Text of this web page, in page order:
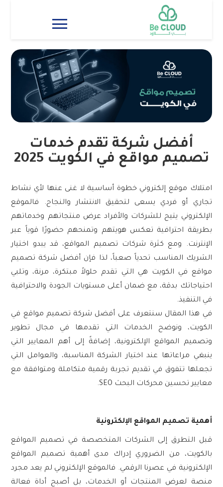
من نحن
خدماتنا
سابقة الاعمال
المدونة
أفضل شركة تقدم خدمات
تصميم مواقع في الكويت 2025
امتلاك موقع إلكتروني خطوة أساسية لا غنى عنها لأي نشاط
تجاري أو فردي يسعى لتحقيق الانتشار والنجاح. فالموقع
الإلكتروني يتيح للشركات والأفراد عرض منتجاتهم وخدماتهم
بطريقة احترافية تعكس هويتهم وتمنحهم حضورًا قوياً عبر
الإنترنت. ومع كثرة شركات تصميم المواقع، قد يبدو اختيار
الشريك المناسب تحدياً صعباً، لذا فإن أفضل شركة تصميم
مواقع في الكويت هي التي تقدم حلولاً مبتكرة، مرنة، وتلبي
احتياجاتك بدقة، مع ضمان أعلى مستويات الجودة والاحترافية
في التنفيذ.
في هذا المقال سنتعرف على أفضل شركة تصميم مواقع في
الكويت، ونوضح الخدمات
التي تقدمها في مجال تطوير
وتصميم المواقع الإلكترونية، إضافةً إلى أهم المعايير التي
ينبغي مراعاتها عند اختيار الشركة المناسبة، والعوامل التي
تجعلها تتفوق في تقديم تجربة رقمية متكاملة ومتوافقة مع
معايير تحسين محركات البحث SEO .
أهمية تصميم المواقع الإلكترونية
قبل التطرق إلى الشركات المتخصصة في تصميم المواقع
بالكويت، من الضروري إدراك مدى أهمية تصميم المواقع
الإلكترونية في عصرنا الرقمي. فالموقع الإلكتروني لم يعد مجرد
منصة لعرض المنتجات أو الخدمات، بل أصبح أداة فعالة